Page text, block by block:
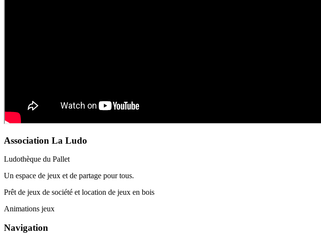
Association La Ludo
Ludothèque du Pallet
Un espace de jeux et de partage pour tous.
Prêt de jeux de société et location de jeux en bois
Animations jeux
Navigation